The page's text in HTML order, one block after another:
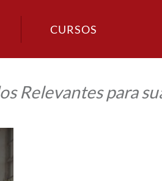
CURSOS
Relevantes para